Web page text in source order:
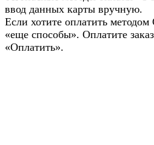
ввод данных карты вручную.
Если хотите оплатить
«еще способы». Оплатите
«Оплатить».